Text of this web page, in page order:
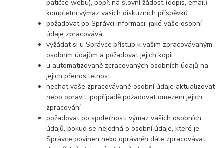
patičce webu), popř. na slovní žádost (dopis, email)
kompletní výmaz vašich diskuzních příspěvků.
požadovat po Správci informaci, jaké vaše osobní
údaje zpracovává
vyžádat si u Správce přístup k vašim zpracovávaným
osobním údajům a požadovat jejich kopii
u automatizovaně zpracovaných osobních údajů na
jejich přenositelnost
nechat vaše zpracovávané osobní údaje aktualizovat
nebo opravit, popřípadě požadovat omezení jejich
zpracování
požadovat po společnosti výmaz vašich osobních
údajů, pokud se nejedná o osobní údaje, které je
Správce povinen nebo oprávněn dále zpracovávat